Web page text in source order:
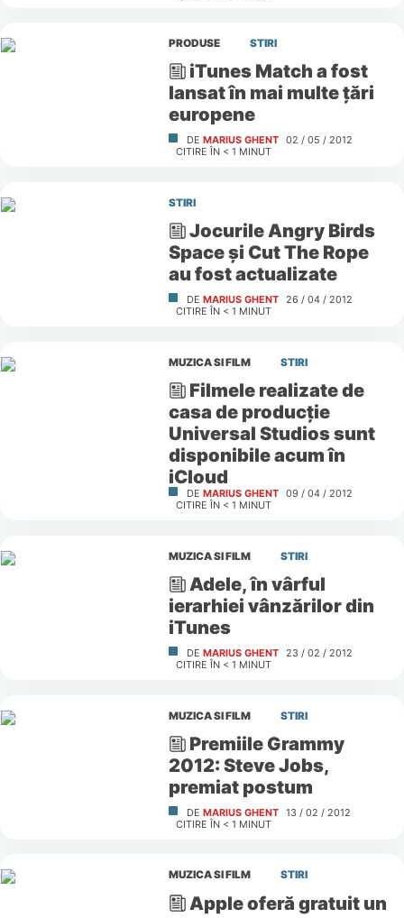
PRODUSE STIRI
iTunes Match a fost
lansat în mai multe ţări
europene
DE MARIUS GHENT 02 / 05 / 2012
CITIRE ÎN < 1 MINUT
STIRI
Jocurile Angry Birds
Space şi Cut The Rope
au fost actualizate
DE MARIUS GHENT 26 / 04 / 2012
CITIRE ÎN < 1 MINUT
MUZICA SI FILM STIRI
Filmele realizate de
casa de producţie
Universal Studios sunt
disponibile acum în
iCloud
DE MARIUS GHENT 09 / 04 / 2012
CITIRE ÎN < 1 MINUT
MUZICA SI FILM STIRI
Adele, în vârful
ierarhiei vânzărilor din
iTunes
DE MARIUS GHENT 23 / 02 / 2012
CITIRE ÎN < 1 MINUT
MUZICA SI FILM STIRI
Premiile Grammy
2012: Steve Jobs,
premiat postum
DE MARIUS GHENT 13 / 02 / 2012
CITIRE ÎN < 1 MINUT
MUZICA SI FILM STIRI
Apple oferă gratuit un